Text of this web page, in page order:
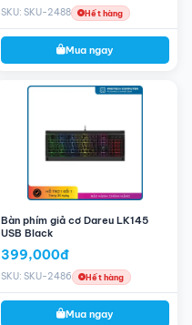
SKU: SKU-2488 Hết hàng
Mua ngay
Bàn phím giả cơ Dareu LK145
USB Black
399,000đ
SKU: SKU-2486 Hết hàng
Mua ngay